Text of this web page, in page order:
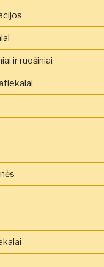
ir ruošiniai